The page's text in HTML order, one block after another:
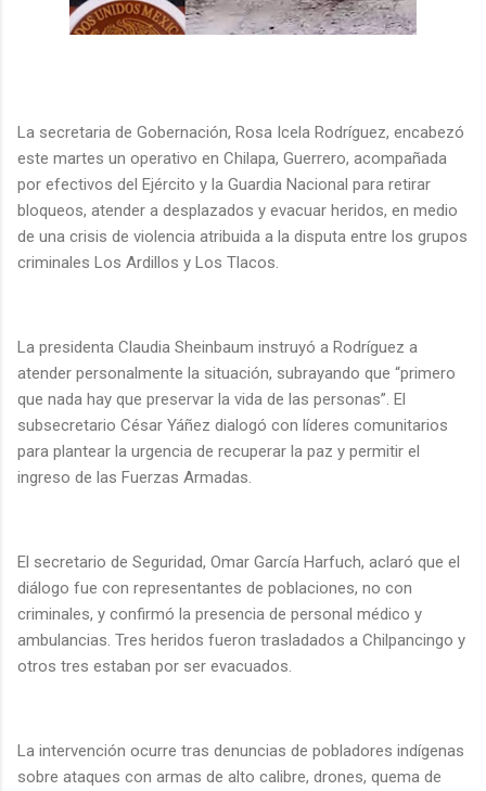
La secretaria de Gobernación, Rosa Icela Rodríguez, encabezó
este martes un operativo en Chilapa, Guerrero, acompañada
por efectivos del Ejército y la Guardia Nacional para retirar
bloqueos, atender a desplazados y evacuar heridos, en medio
de una crisis de violencia atribuida a la disputa entre los grupos
criminales Los Ardillos y Los Tlacos.
La presidenta Claudia Sheinbaum instruyó a Rodríguez a
atender personalmente la situación, subrayando que “primero
que nada hay que preservar la vida de las personas”. El
subsecretario César Yáñez dialogó con líderes comunitarios
para plantear la urgencia de recuperar la paz y permitir el
ingreso de las Fuerzas Armadas.
El secretario de Seguridad, Omar García Harfuch, aclaró que el
diálogo fue con representantes de poblaciones, no con
criminales, y confirmó la presencia de personal médico y
ambulancias. Tres heridos fueron trasladados a Chilpancingo y
otros tres estaban por ser evacuados.
La intervención ocurre tras denuncias de pobladores indígenas
sobre ataques con armas de alto calibre, drones, quema de